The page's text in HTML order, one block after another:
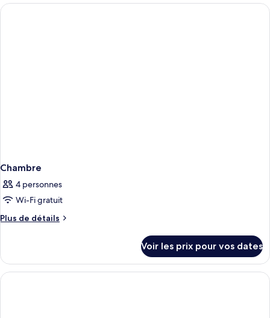
type
de
Chambre
4 personnes
Wi-Fi gratuit
Plus de détails
Plus
le
type
de
Voir les prix pour vos dates